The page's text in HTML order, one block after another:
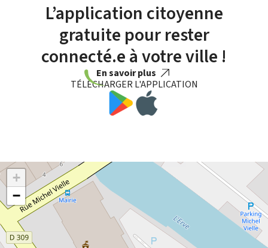
L’application citoyenne
gratuite pour rester
connecté.e à votre ville !
En savoir plus
TÉLÉCHARGER L'APPLICATION
+
−